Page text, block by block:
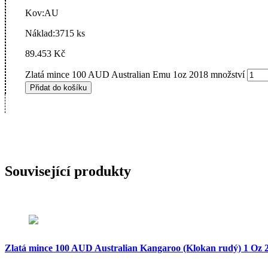
Kov:AU
Náklad:3715 ks
89.453 Kč
Zlatá mince 100 AUD Australian Emu 1oz 2018 množství
Přidat do košíku
Související produkty
Zlatá mince 100 AUD Australian Kangaroo (Klokan rudý) 1 Oz